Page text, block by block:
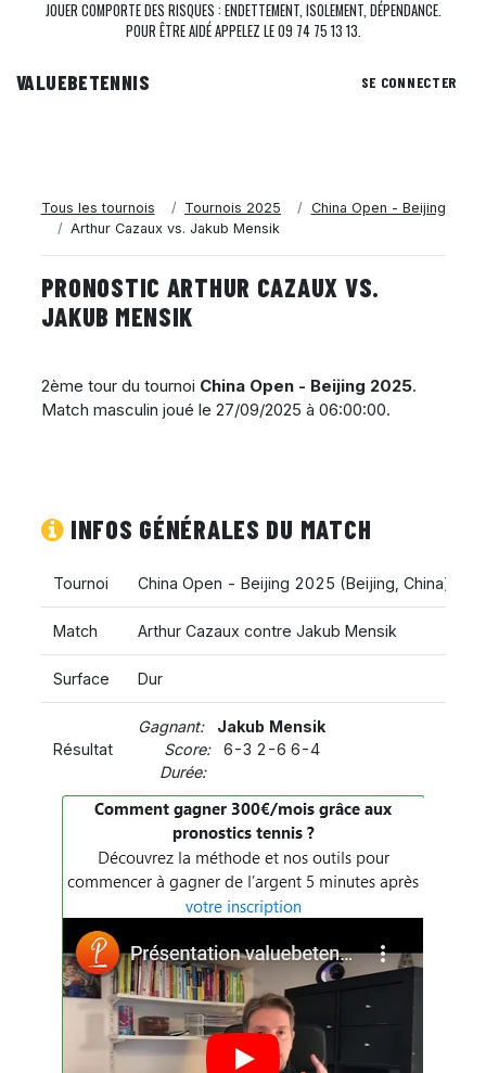
JOUER COMPORTE DES RISQUES : ENDETTEMENT, ISOLEMENT, DÉPENDANCE.
POUR ÊTRE AIDÉ APPELEZ LE 09 74 75 13 13.
VALUEBETENNIS SE CONNECTER
Tous les tournois Tournois 2025
China Open - Beijing
Arthur Cazaux vs. Jakub Mensik
PRONOSTIC ARTHUR CAZAUX VS.
JAKUB MENSIK
2ème tour du tournoi China Open - Beijing 2025.
Match masculin joué le 27/09/2025 à 06:00:00.
INFOS GÉNÉRALES DU MATCH
Tournoi China Open - Beijing 2025 (Beijing China)
Match Arthur Cazaux contre Jakub Mensik
Surface Dur
Résultat
Gagnant:
Jakub Mensik
Score:6-3 2-6 6-4
Durée: